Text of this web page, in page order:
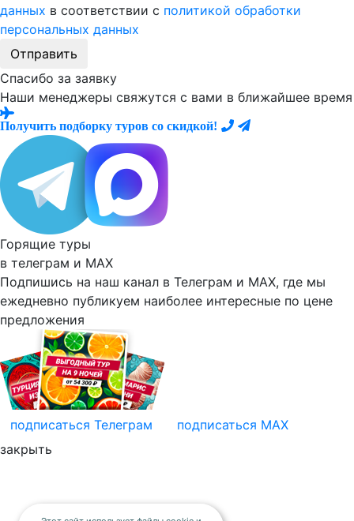
данных в соответствии с политикой обработки
персональных данных
Отправить
Спасибо за заявку
Наши менеджеры свяжутся с вами в ближайшее время
Получить подборку туров со скидкой!
Горящие туры
в телеграм и MAX
Подпишись на наш канал в Телеграм и MAX, где мы
ежедневно публикуем наиболее интересные по цене
предложения
подписаться Телеграм подписаться MAX
закрыть